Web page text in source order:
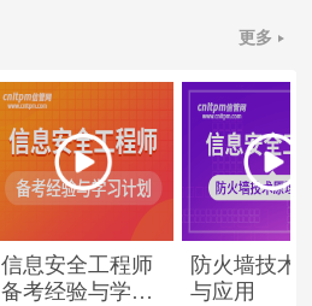
更多
信息安全工程师
备考经验与学习
防火墙技术
与应用